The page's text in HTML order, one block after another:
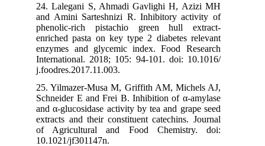
24. Lalegani S, Ahmadi Gavlighi H, Azizi MH
and Amini Sarteshnizi R. Inhibitory activity of
phenolic-rich pistachio green hull extract-
enriched pasta on key type 2 diabetes relevant
enzymes and glycemic index. Food Research
International. 2018; 105: 94-101. doi: 10.1016/
j.foodres.2017.11.003.
25. Yilmazer-Musa M, Griffith AM, Michels AJ,
Schneider E and Frei B. Inhibition of α-amylase
and α-glucosidase activity by tea and grape seed
extracts and their constituent catechins. Journal
of Agricultural and Food Chemistry. doi:
10.1021/jf301147n.